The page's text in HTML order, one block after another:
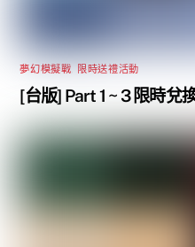
夢幻模擬戰 限時送禮活動
[台版] Part 1 ~ 3 限時兌